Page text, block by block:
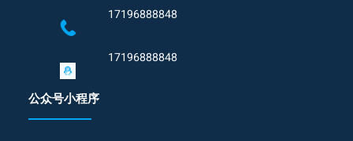
17196888848
17196888848
公众号小程序